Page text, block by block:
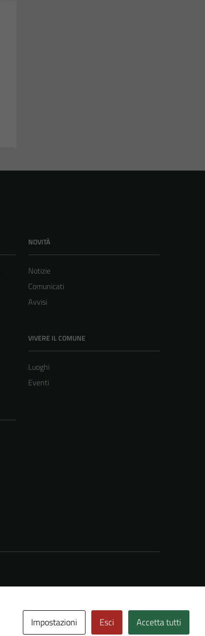
NOVITÀ
Notizie
Comunicati
Avvisi
VIVERE IL COMUNE
Luoghi
Eventi
Impostazioni Esci Accetta tutti